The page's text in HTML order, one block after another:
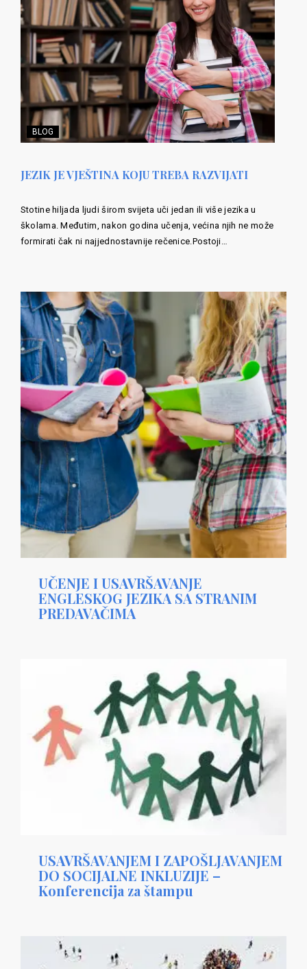
BLOG
JEZIK JE VJEŠTINA KOJU TREBA RAZVIJATI
Stotine hiljada ljudi širom svijeta uči jedan ili više jezika u
školama. Međutim, nakon godina učenja, većina njih ne može
formirati čak ni najjednostavnije rečenice.Postoji…
UČENJE I USAVRŠAVANJE
ENGLESKOG JEZIKA SA STRANIM
PREDAVAČIMA
USAVRŠAVANJEM I ZAPOŠLJAVANJEM
DO SOCIJALNE INKLUZIJE –
Konferencija za štampu